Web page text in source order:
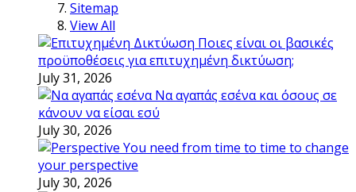
Sitemap
View All
Ποιες είναι οι βασικές
προϋποθέσεις για επιτυχημένη δικτύωση;
July 31, 2026
Να αγαπάς εσένα και όσους σε
κάνουν να είσαι εσύ
July 30, 2026
You need from time to time to change
your perspective
July 30, 2026